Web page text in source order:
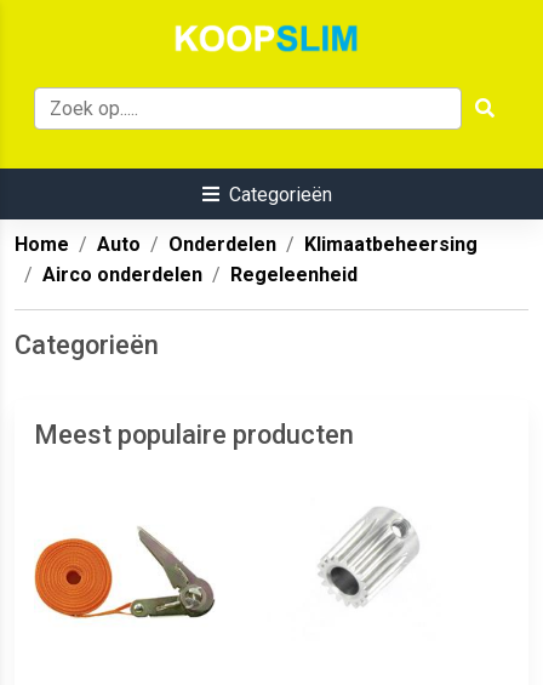
Categorieën
Home Auto Onderdelen
Klimaatbeheersing
Airco onderdelen
Regeleenheid
Categorieën
Meest populaire producten